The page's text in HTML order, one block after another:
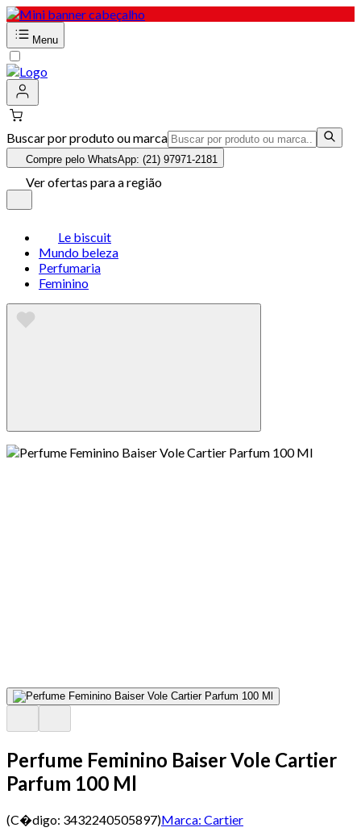
Menu
Buscar por produto ou marca
Compre pelo WhatsApp: (21) 97971-2181
Ver ofertas para a região
Le biscuit
Mundo beleza
Perfumaria
Feminino
Perfume Feminino Baiser Vole Cartier
Parfum 100 Ml
(C�digo: 3432240505897)Marca: Cartier